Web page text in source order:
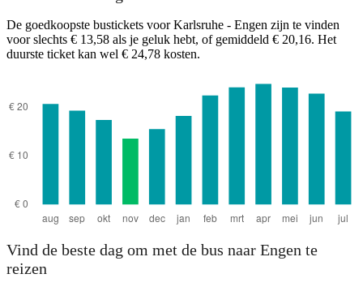
De goedkoopste bustickets voor Karlsruhe - Engen zijn te vinden
voor slechts € 13,58 als je geluk hebt, of gemiddeld € 20,16. Het
duurste ticket kan wel € 24,78 kosten.
Vind de beste dag om met de bus naar Engen te
reizen